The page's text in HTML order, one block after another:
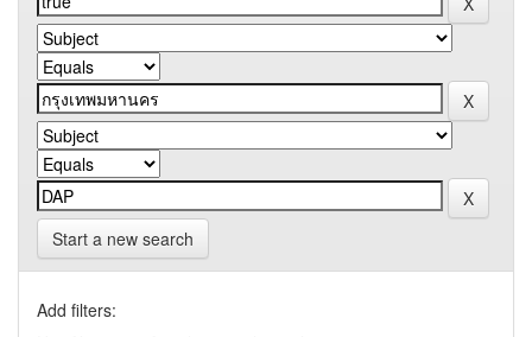
Start a new search
Add filters: